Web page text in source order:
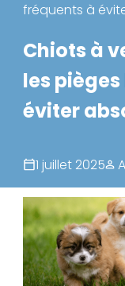
fréquents à
Chiots à
les
éviter
1 juillet 2025